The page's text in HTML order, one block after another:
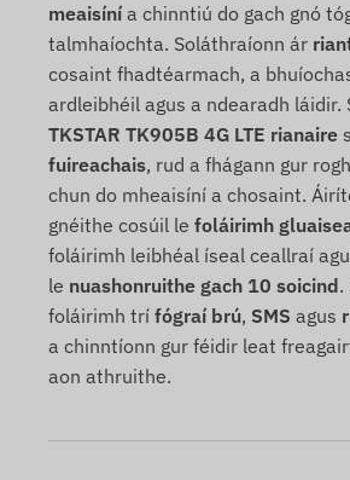
meaisínía chinntiú do gach gnó
talmhaíochta. Soláthraíonn ár
cosaint fhadtéarmach, a
ardleibhéil agus a ndearadh láidir.
TKSTAR TK905B 4G LTE rianaire
fuireachais, rud a fhágann gur
chun do mheaisíní a chosaint.
gnéithe cosúil le foláirimh
foláirimh leibhéal íseal ceallraí
le nuashonruithe gach 10 soicind.
foláirimh trí fógraí brú, SMS agus
a chinntíonn gur féidir leat
aon athruithe.